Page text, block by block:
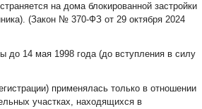
на дома блокированной застройки
(Закон № 370-ФЗ от 29 октября 2024
до 14 мая 1998 года (до вступления в силу
применялась только в отношении
участках, находящихся в